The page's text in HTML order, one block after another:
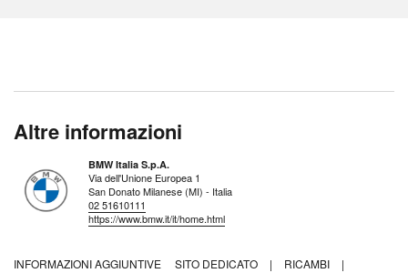
Altre informazioni
BMW Italia S.p.A.
Via dell'Unione Europea 1
San Donato Milanese (MI) - Italia
02 51610111
https://www.bmw.it/it/home.html
INFORMAZIONI AGGIUNTIVE SITO DEDICATO | RICAMBI
|